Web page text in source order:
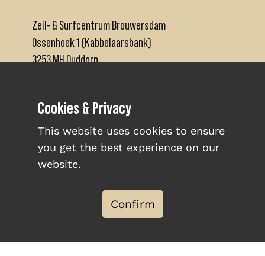
Zeil- & Surfcentrum Brouwersdam
Ossenhoek 1 (Kabbelaarsbank)
3253 MH Ouddorp
info@brouwersdam.nl
INFO & OPENING HOURS
WORK AT BROUWERSDAM
Cookies & Privacy
This website uses cookies to ensure
you get the best experience on our
website.
Confirm